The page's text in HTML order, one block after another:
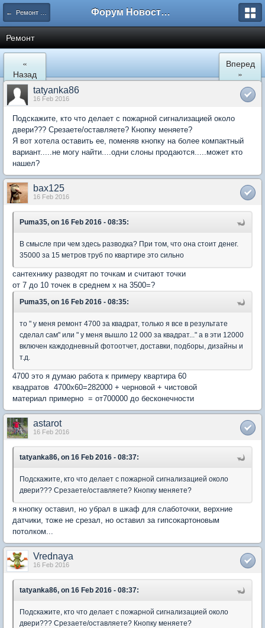
← Ремонт и обустройство Форум Новостройки
Ремонт
«
Назад
Вперед
»
tatyanka86
16 Feb 2016
Подскажите, кто что делает с пожарной сигнализацией около
двери??? Срезаете/оставляете? Кнопку меняете?
Я вот хотела оставить ее, поменяв кнопку на более компактный
вариант.....не могу найти....одни слоны продаются.....может кто
нашел?
bax125
16 Feb 2016
Puma35, on 16 Feb 2016 - 08:35:
В смысле при чем здесь разводка? При том, что она стоит денег.
35000 за 15 метров труб по квартире это сильно
сантехнику разводят по точкам и считают точки
от 7 до 10 точек в среднем х на 3500=?
Puma35, on 16 Feb 2016 - 08:35:
то " у меня ремонт 4700 за квадрат, только я все в результате
сделал сам" или " у меня вышло 12 000 за квадрат..." а в эти 12000
включен каждодневный фотоотчет, доставки, подборы, дизайны и
т.д.
4700 это я думаю работа к примеру квартира 60
квадратов 4700х60=282000 + черновой + чистовой
материал примерно = от700000 до бесконечности
astarot
16 Feb 2016
tatyanka86, on 16 Feb 2016 - 08:37:
Подскажите, кто что делает с пожарной сигнализацией около
двери??? Срезаете/оставляете? Кнопку меняете?
я кнопку оставил, но убрал в шкаф для слаботочки, верхние
датчики, тоже не срезал, но оставил за гипсокартоновым
потолком...
Vrednaya
16 Feb 2016
tatyanka86, on 16 Feb 2016 - 08:37:
Подскажите, кто что делает с пожарной сигнализацией около
двери??? Срезаете/оставляете? Кнопку меняете?